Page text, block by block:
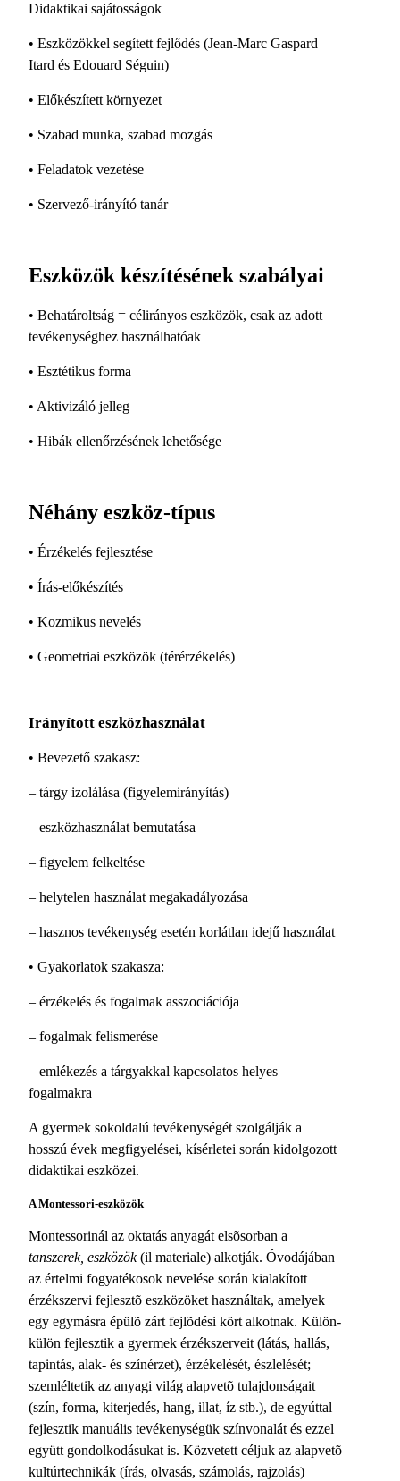
Didaktikai sajátosságok
• Eszközökkel segített fejlődés (Jean-Marc Gaspard
Itard és Edouard Séguin)
• Előkészített környezet
• Szabad munka, szabad mozgás
• Feladatok vezetése
• Szervező-irányító tanár
Eszközök készítésének szabályai
• Behatároltság = célirányos eszközök, csak az adott
tevékenységhez használhatóak
• Esztétikus forma
• Aktivizáló jelleg
• Hibák ellenőrzésének lehetősége
Néhány eszköz-típus
• Érzékelés fejlesztése
• Írás-előkészítés
• Kozmikus nevelés
• Geometriai eszközök (térérzékelés)
Irányított eszközhasználat
• Bevezető szakasz:
– tárgy izolálása (figyelemirányítás)
– eszközhasználat bemutatása
– figyelem felkeltése
– helytelen használat megakadályozása
– hasznos tevékenység esetén korlátlan idejű használat
• Gyakorlatok szakasza:
– érzékelés és fogalmak asszociációja
– fogalmak felismerése
– emlékezés a tárgyakkal kapcsolatos helyes
fogalmakra
A gyermek sokoldalú tevékenységét szolgálják a
hosszú évek megfigyelései, kísérletei során kidolgozott
didaktikai eszközei.
A Montessori-eszközök
Montessorinál az oktatás anyagát elsõsorban a
tanszerek, eszközök(il materiale) alkotják. Óvodájában
az értelmi fogyatékosok nevelése során kialakított
érzékszervi fejlesztõ eszközöket használtak, amelyek
egy egymásra épülõ zárt fejlõdési kört alkotnak. Külön-
külön fejlesztik a gyermek érzékszerveit (látás, hallás,
tapintás, alak- és színérzet), érzékelését, észlelését;
szemléltetik az anyagi világ alapvetõ tulajdonságait
(szín, forma, kiterjedés, hang, illat, íz stb.), de egyúttal
fejlesztik manuális tevékenységük színvonalát és ezzel
együtt gondolkodásukat is. Közvetett céljuk az alapvetõ
kultúrtechnikák (írás, olvasás, számolás, rajzolás)